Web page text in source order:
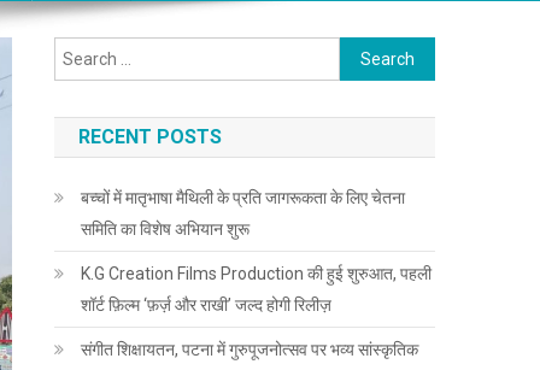
Search for:
RECENT POSTS
बच्चों में मातृभाषा मैथिली के प्रति जागरूकता के लिए चेतना
समिति का विशेष अभियान शुरू
K.G Creation Films Production की हुई शुरुआत, पहली
शॉर्ट फ़िल्म ‘फ़र्ज़ और राखी’ जल्द होगी रिलीज़
संगीत शिक्षायतन, पटना में गुरुपूजनोत्सव पर भव्य सांस्कृतिक